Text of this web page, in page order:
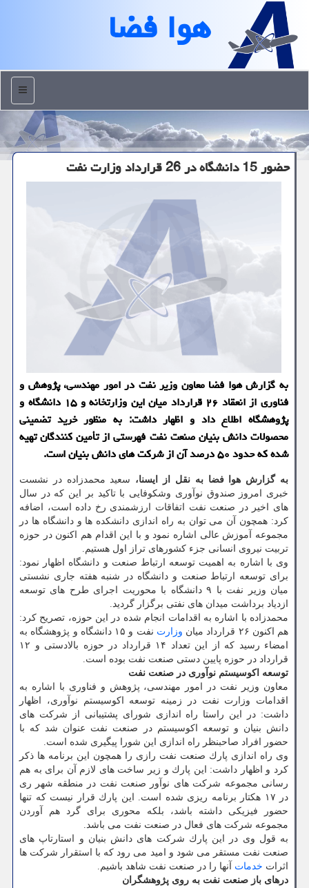
هوا فضا
منو
حضور 15 دانشگاه در 26 قرارداد وزارت نفت
به گزارش هوا فضا معاون وزیر نفت در امور مهندسی، پژوهش و
فناوری از انعقاد ۲۶ قرارداد میان این وزارتخانه و ۱۵ دانشگاه و
پژوهشگاه اطلاع داد و اظهار داشت: به منظور خرید تضمینی
محصولات دانش بنیان صنعت نفت فهرستی از تأمین كنندگان تهیه
شده كه حدود ۵۰ درصد آن از شركت های دانش بنیان است.
به گزارش هوا فضا به نقل از ایسنا، سعید محمدزاده در نشست
خبری امروز صندوق نوآوری وشكوفایی با تاكید بر این كه در سال
های اخیر در صنعت نفت اتفاقات ارزشمندی رخ داده است، اضافه
كرد: همچون آن می توان به راه اندازی دانشكده ها و دانشگاه ها در
مجموعه آموزش عالی اشاره نمود و با این اقدام هم اكنون در حوزه
تربیت نیروی انسانی جزء كشورهای تراز اول هستیم.
وی با اشاره به اهمیت توسعه ارتباط صنعت و دانشگاه اظهار نمود:
برای توسعه ارتباط صنعت و دانشگاه در شنبه هفته جاری نشستی
میان وزیر نفت با ۹ دانشگاه با محوریت اجرای طرح های توسعه
ازدیاد برداشت میدان های نفتی برگزار گردید.
محمدزاده با اشاره به اقدامات انجام شده در این حوزه، تصریح كرد:
هم اكنون ۲۶ قرارداد میان
وزارت
نفت و ۱۵ دانشگاه و پژوهشگاه به
امضاء رسید كه از این تعداد ۱۴ قرارداد در حوزه بالادستی و ۱۲
قرارداد در حوزه پایین دستی صنعت نفت بوده است.
توسعه اكوسیستم نوآوری در صنعت نفت
معاون وزیر نفت در امور مهندسی، پژوهش و فناوری با اشاره به
اقدامات وزارت نفت در زمینه توسعه اكوسیستم نوآوری، اظهار
داشت: در این راستا راه اندازی شورای پشتیبانی از شركت های
دانش بنیان و توسعه اكوسیستم در صنعت نفت عنوان شد كه با
حضور افراد صاحبنظر راه اندازی این شورا پیگیری شده است.
وی راه اندازی پارك صنعت نفت رازی را همچون این برنامه ها ذكر
كرد و اظهار داشت: این پارك و زیر ساخت های لازم آن برای به هم
رسانی مجموعه شركت های نوآور صنعت نفت در منطقه شهر ری
در ۱۷ هكتار برنامه ریزی شده است. این پارك قرار نیست كه تنها
حضور فیزیكی داشته باشد، بلكه محوری برای گرد هم آوردن
مجموعه شركت های فعال در صنعت نفت می باشد.
به قول وی در این پارك شركت های دانش بنیان و استارتاپ های
صنعت نفت مستقر می شود و امید می رود كه با استقرار شركت ها
اثرات خدمات آنها را در صنعت نفت شاهد باشیم.
درهای باز صنعت نفت به روی پژوهشگران